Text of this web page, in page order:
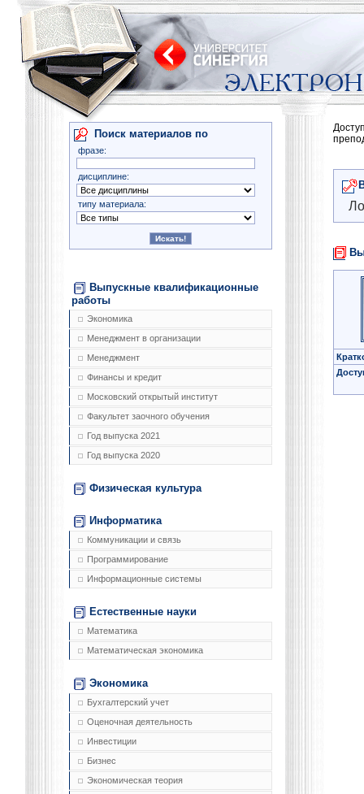
Поиск материалов по
фразе:
дисциплине:
типу материала:
Выпускные квалификационные
работы
Экономика
Менеджмент в организации
Менеджмент
Финансы и кредит
Московский открытый институт
Факультет заочного обучения
Год выпуска 2021
Год выпуска 2020
Физическая культура
Информатика
Коммуникации и связь
Программирование
Информационные системы
Естественные науки
Математика
Математическая экономика
Экономика
Бухгалтерский учет
Оценочная деятельность
Инвестиции
Бизнес
Экономическая теория